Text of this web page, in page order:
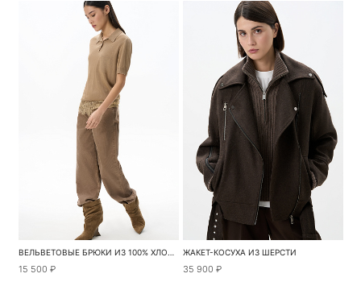
ВЕЛЬВЕТОВЫЕ БРЮКИ ИЗ 100% ХЛОПКА
15 500 ₽
ЖАКЕТ-КОСУХА ИЗ ШЕРСТИ
35 900 ₽